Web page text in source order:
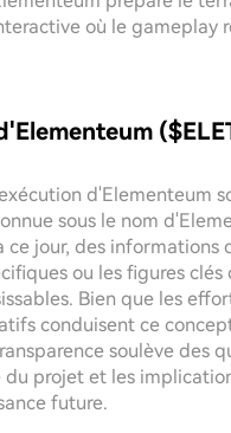
où le gameplay
d'Elementeum
sous le nom
ce jour, des informations
ou les figures
Bien que les
conduisent ce
soulève des
du projet et les
future.